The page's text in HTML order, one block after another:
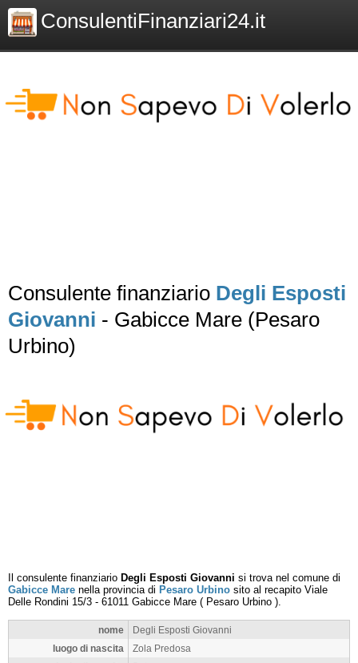
ConsulentiFinanziari24.it
Consulente finanziario Degli Esposti
Giovanni - Gabicce Mare (Pesaro
Urbino)
Il consulente finanziario Degli Esposti Giovanni si trova nel comune di
Gabicce Mare nella provincia di Pesaro Urbino sito al recapito Viale
Delle Rondini 15/3 - 61011 Gabicce Mare ( Pesaro Urbino ).
nome
Degli Esposti Giovanni
luogo di nascita
Zola Predosa